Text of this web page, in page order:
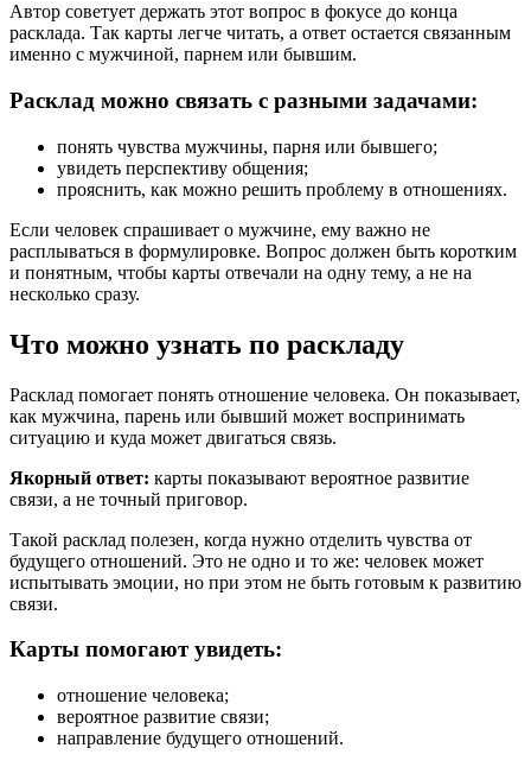
Автор советует держать этот вопрос в фокусе до конца
расклада. Так карты легче читать, а ответ остается связанным
именно с мужчиной, парнем или бывшим.
Расклад можно связать с разными задачами:
понять чувства мужчины, парня или бывшего;
увидеть перспективу общения;
прояснить, как можно решить проблему в отношениях.
Если человек спрашивает о мужчине, ему важно не
расплываться в формулировке. Вопрос должен быть коротким
и понятным, чтобы карты отвечали на одну тему, а не на
несколько сразу.
Что можно узнать по раскладу
Расклад помогает понять отношение человека. Он показывает,
как мужчина, парень или бывший может воспринимать
ситуацию и куда может двигаться связь.
Якорный ответ: карты показывают вероятное развитие
связи, а не точный приговор.
Такой расклад полезен, когда нужно отделить чувства от
будущего отношений. Это не одно и то же: человек может
испытывать эмоции, но при этом не быть готовым к развитию
связи.
Карты помогают увидеть:
отношение человека;
вероятное развитие связи;
направление будущего отношений.